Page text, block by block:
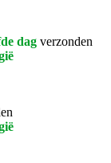
dag verzonden